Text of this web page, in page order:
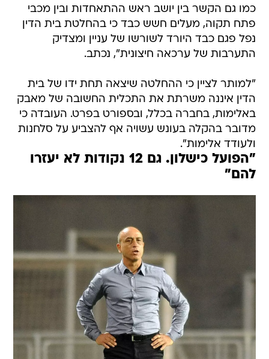
כמו גם הקשר בין יושב ראש ההתאחדות ובין מכבי
פתח תקוה, מעלים חשש כבד כי בהחלטת בית הדין
נפל פגם כבד היורד לשורשו של עניין ומצדיק
התערבות של ערכאה חיצונית", נכתב.
"למותר לציין כי ההחלטה שיצאה תחת ידו של בית
הדין איננה משרתת את התכלית החשובה של מאבק
באלימות, בחברה בכלל, ובספורט בפרט. העובדה כי
מדובר בהקלה בעונש עשויה אף להצביע על סלחנות
ולעודד אלימות".
"הפועל כישלון. גם 12 נקודות לא יעזרו
להם"